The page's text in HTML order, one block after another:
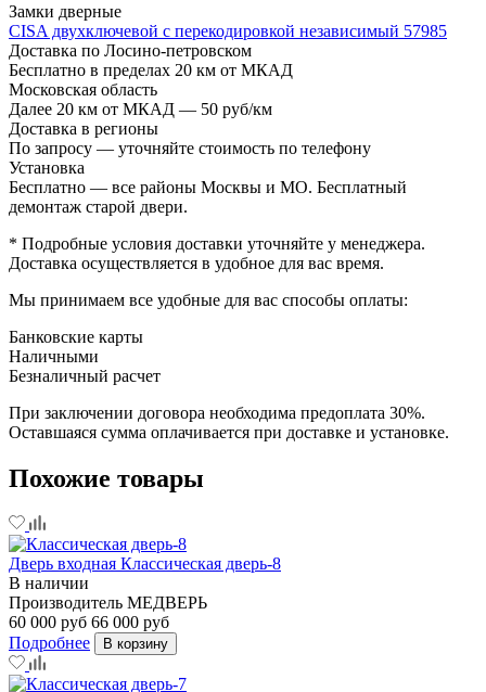
Замки дверные
CISA двухключевой с перекодировкой независимый 57985
Доставка по Лосино-петровском
Бесплатно в пределах 20 км от МКАД
Московская область
Далее 20 км от МКАД — 50 руб/км
Доставка в регионы
По запросу — уточняйте стоимость по телефону
Установка
Бесплатно — все районы Москвы и МО. Бесплатный
демонтаж старой двери.
* Подробные условия доставки уточняйте у менеджера.
Доставка осуществляется в удобное для вас время.
Мы принимаем все удобные для вас способы оплаты:
Банковские карты
Наличными
Безналичный расчет
При заключении договора необходима предоплата 30%.
Оставшаяся сумма оплачивается при доставке и установке.
Похожие товары
Дверь входная Классическая дверь-8
В наличии
Производитель МЕДВЕРЬ
60 000 руб 66 000 руб
Подробнее
В корзину